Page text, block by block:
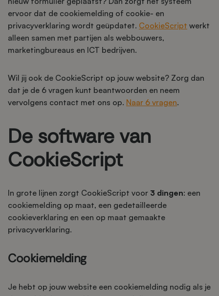
ervoor dat de cookiemelding of cookie- en
privacyverklaring wordt geüpdatet. CookieScript werkt
alleen samen met partijen als webbouwers,
marketingbureaus en ICT bedrijven.
Wil jij ook de CookieScript op jouw website? Zorg dan
dat je de 6 vragen kunt beantwoorden en neem
vervolgens contact met ons op. Naar 6 vragen.
De software van
CookieScript
In grote lijnen zorgt CookieScript voor 3 dingen: een
cookiemelding op maat, een gedetailleerde
cookieverklaring en een op maat gemaakte
privacyverklaring.
Cookiemelding
Je hebt op jouw website een cookiemelding nodig als je